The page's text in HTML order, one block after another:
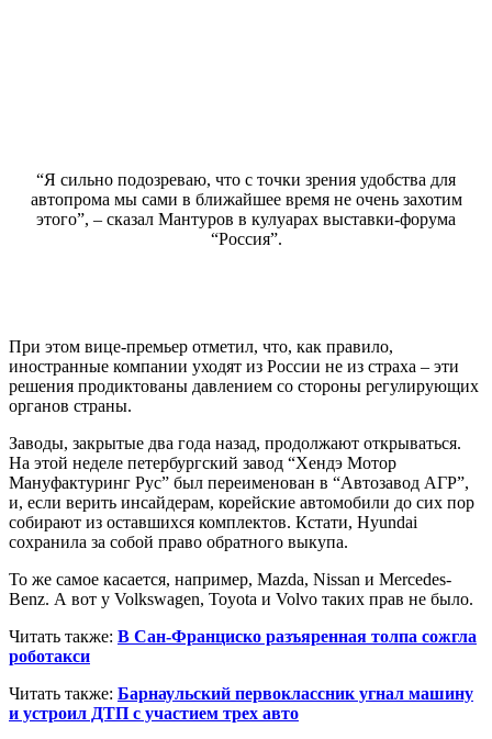
“Я сильно подозреваю, что с точки зрения удобства для
автопрома мы сами в ближайшее время не очень захотим
этого”, – сказал Мантуров в кулуарах выставки-форума
“Россия”.
При этом вице-премьер отметил, что, как правило,
иностранные компании уходят из России не из страха – эти
решения продиктованы давлением со стороны регулирующих
органов страны.
Заводы, закрытые два года назад, продолжают открываться.
На этой неделе петербургский завод “Хендэ Мотор
Мануфактуринг Рус” был переименован в “Автозавод АГР”,
и, если верить инсайдерам, корейские автомобили до сих пор
собирают из оставшихся комплектов. Кстати, Hyundai
сохранила за собой право обратного выкупа.
То же самое касается, например, Mazda, Nissan и Mercedes-
Benz. А вот у Volkswagen, Toyota и Volvo таких прав не было.
Читать также: В Сан-Франциско разъяренная толпа сожгла
роботакси
Читать также: Барнаульский первоклассник угнал машину
и устроил ДТП с участием трех авто